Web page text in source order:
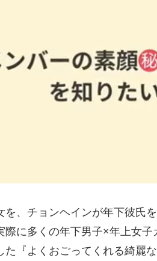
を、チョンヘインが年下彼氏
際に多くの年下男子×年上女
『よくおごってくれる綺麗な